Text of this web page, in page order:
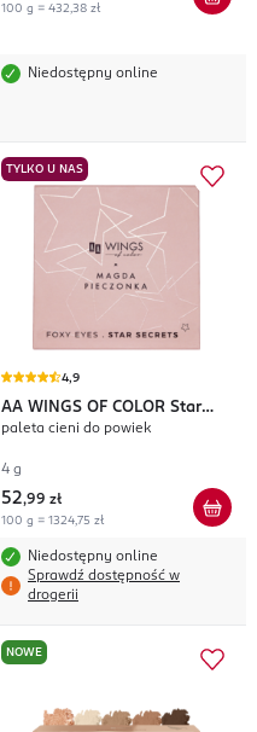
100 g = 432,38 zł
Niedostępny online
TYLKO U NAS
4,9
AA WINGS OF COLOR Star
Secrets Foxy Eyes
paleta cieni do powiek
4 g
52,99 zł
100 g = 1324,75 zł
Niedostępny online
Sprawdź dostępność w
drogerii
NOWE